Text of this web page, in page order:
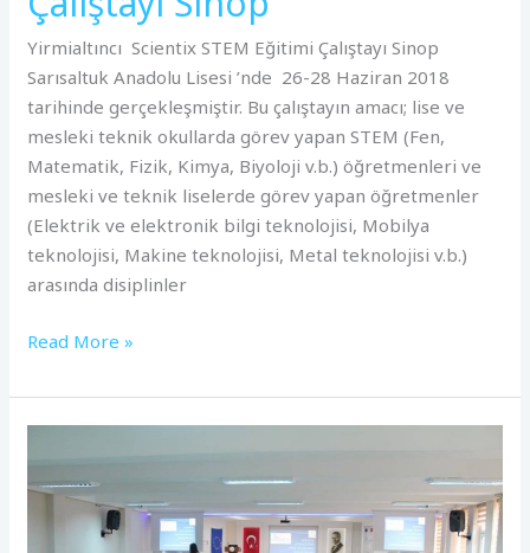
Yirmialtıncı Scientix STEM Eğitimi Çalıştayı Sinop
Sarısaltuk Anadolu Lisesi ’nde 26-28 Haziran 2018
tarihinde gerçekleşmiştir. Bu çalıştayın amacı; lise ve
mesleki teknik okullarda görev yapan STEM (Fen,
Matematik, Fizik, Kimya, Biyoloji v.b.) öğretmenleri ve
mesleki ve teknik liselerde görev yapan öğretmenler
(Elektrik ve elektronik bilgi teknolojisi, Mobilya
teknolojisi, Makine teknolojisi, Metal teknolojisi v.b.)
arasında disiplinler
Read More »
Scientix
STEM
Eğitimi